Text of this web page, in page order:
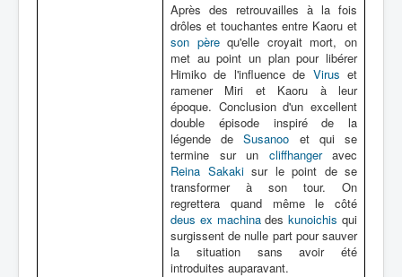
Après des retrouvailles à la fois
drôles et touchantes entre Kaoru et
son pèrequ'elle croyait mort, on
met au point un plan pour libérer
Himiko de l'influence de Virus et
ramener Miri et Kaoru à leur
époque. Conclusion d'un excellent
double épisode inspiré de la
légende deSusanoo et qui se
termine sur un cliffhangeravec
Reina Sakakisur le point de se
transformer à son tour. On
regrettera quand même le côté
deus ex machinadeskunoichis qui
surgissent de nulle part pour sauver
la situation sans avoir été
introduites auparavant.